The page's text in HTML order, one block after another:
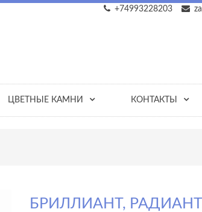
+74993228203
ЦВЕТНЫЕ КАМНИ КОНТАКТЫ
БРИЛЛИАНТ,